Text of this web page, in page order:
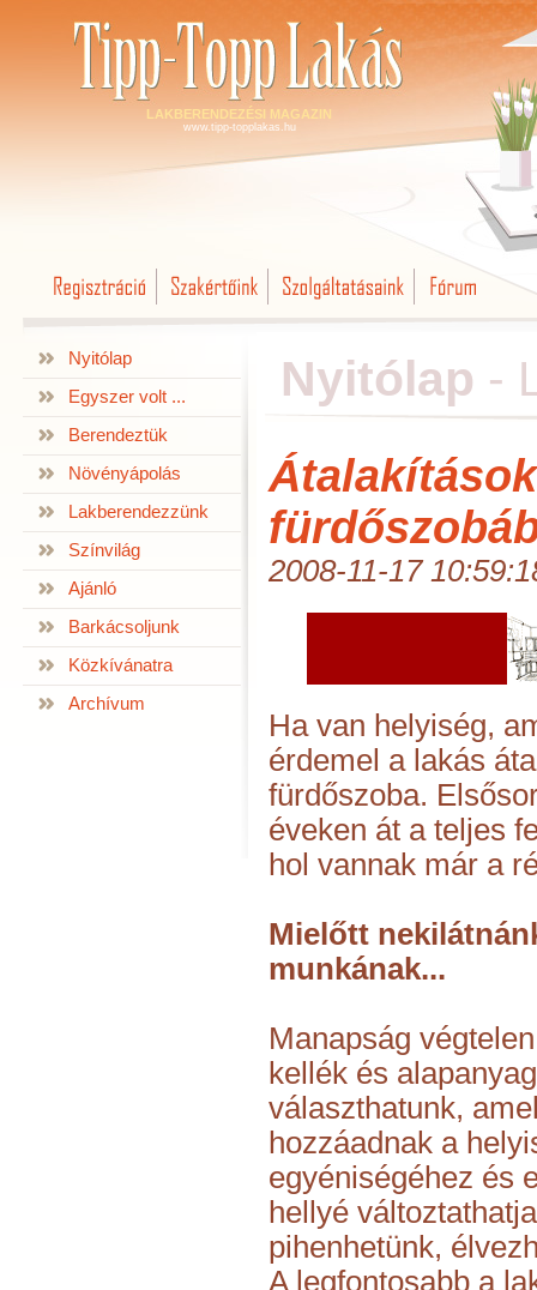
LAKBERENDEZÉSI MAGAZIN
www.tipp-topplakas.hu
Nyitólap
Egyszer volt ...
Berendeztük
Növényápolás
Lakberendezzünk
Színvilág
Ajánló
Barkácsoljunk
Közkívánatra
Archívum
Nyitólap -
2008-11-17
Ha van helyiség,
érdemel a lakás
fürdőszoba.
éveken át a teljes
hol vannak már a
Mielőtt
munkának...
Manapság
kellék és
választhatunk,
hozzáadnak a
egyéniségéhez és
hellyé
pihenhetünk,
A legfontosabb a